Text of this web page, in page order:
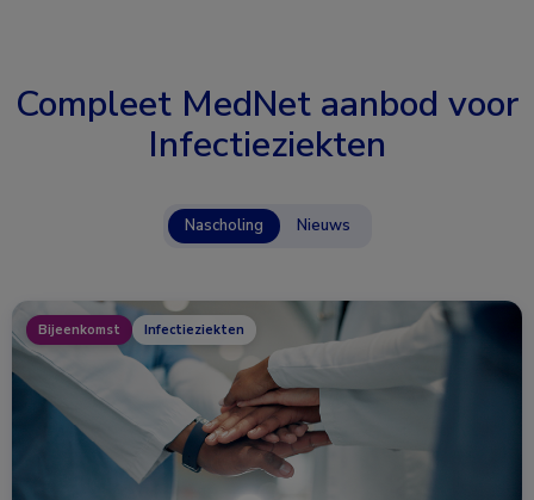
Compleet MedNet aanbod voor
Infectieziekten
Nascholing Nieuws
Bijeenkomst Infectieziekten